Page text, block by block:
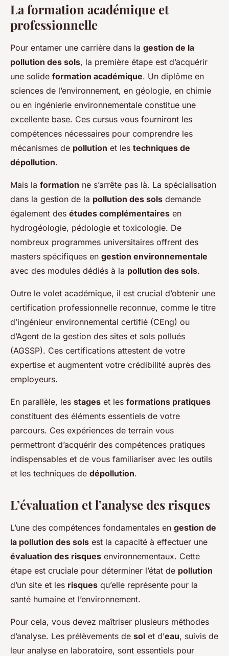
La formation académique et
professionnelle
Pour entamer une carrière dans la gestion de la
pollution des sols, la première étape est d’acquérir
une solide formation académique. Un diplôme en
sciences de l’environnement, en géologie, en chimie
ou en ingénierie environnementale constitue une
excellente base. Ces cursus vous fourniront les
compétences nécessaires pour comprendre les
mécanismes de pollution et les techniques de
dépollution.
Mais la formation ne s’arrête pas là. La spécialisation
dans la gestion de la pollution des sols demande
également des études complémentaires en
hydrogéologie, pédologie et toxicologie. De
nombreux programmes universitaires offrent des
masters spécifiques en gestion environnementale
avec des modules dédiés à la pollution des sols.
Outre le volet académique, il est crucial d’obtenir une
certification professionnelle reconnue, comme le titre
d’ingénieur environnemental certifié (CEng) ou
d’Agent de la gestion des sites et sols pollués
(AGSSP). Ces certifications attestent de votre
expertise et augmentent votre crédibilité auprès des
employeurs.
En parallèle, les stages et les formations pratiques
constituent des éléments essentiels de votre
parcours. Ces expériences de terrain vous
permettront d’acquérir des compétences pratiques
indispensables et de vous familiariser avec les outils
et les techniques de dépollution.
L’évaluation et l’analyse des risques
L’une des compétences fondamentales en gestion de
la pollution des sols est la capacité à effectuer une
évaluation des risques environnementaux. Cette
étape est cruciale pour déterminer l’état de pollution
d’un site et les risques qu’elle représente pour la
santé humaine et l’environnement.
Pour cela, vous devez maîtriser plusieurs méthodes
d’analyse. Les prélèvements de sol et d’eau, suivis de
leur analyse en laboratoire, sont essentiels pour